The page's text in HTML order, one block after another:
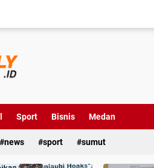
Sport Bisnis Medan
news sport sumut